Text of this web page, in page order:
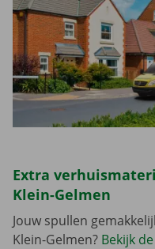
Extra
Klein-Gelmen
Jouw spullen
Klein-Gelmen? Bekijk